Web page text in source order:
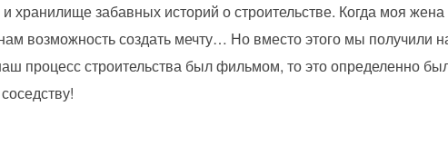
хранилище забавных историй о строительстве. Когда моя
возможность создать мечту… Но вместо этого мы получили
процесс строительства был фильмом, то это определенно